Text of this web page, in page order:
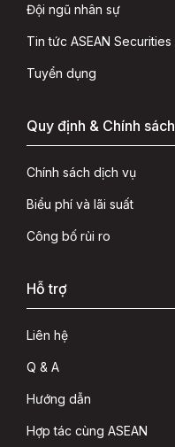
Đội ngũ nhân sự
Tin tức ASEAN Securities
Tuyển dụng
Quy định & Chính sách
Chính sách dịch vụ
Biểu phí và lãi suất
Công bố rủi ro
Hỗ trợ
Liên hệ
Q & A
Hướng dẫn
Hợp tác cùng ASEAN